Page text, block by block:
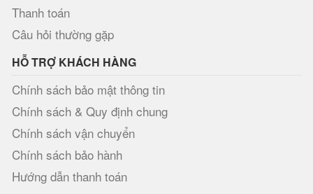
Thanh toán
Câu hỏi thường gặp
HỖ TRỢ KHÁCH HÀNG
Chính sách bảo mật thông tin
Chính sách & Quy định chung
Chính sách vận chuyển
Chính sách bảo hành
Hướng dẫn thanh toán